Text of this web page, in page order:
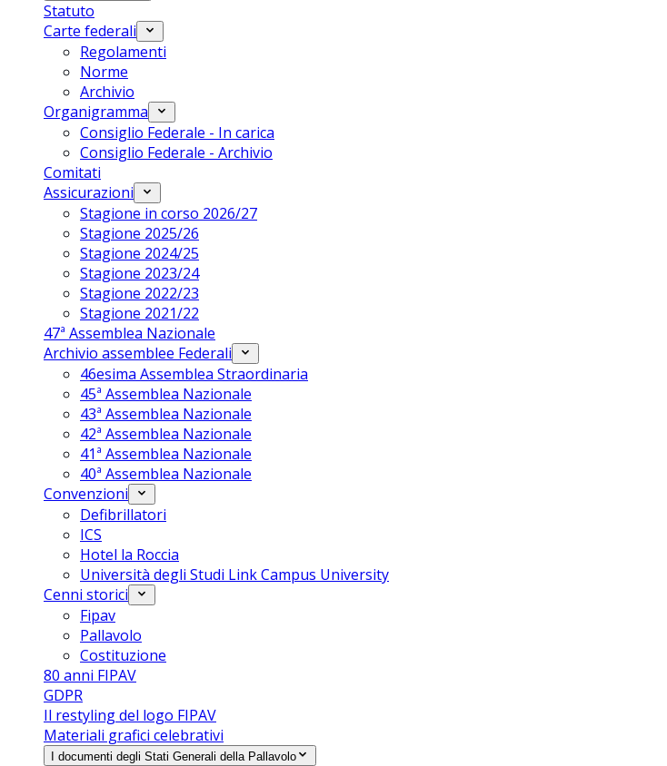
Statuto
Carte federali
Regolamenti
Norme
Archivio
Organigramma
Consiglio Federale - In carica
Consiglio Federale - Archivio
Comitati
Assicurazioni
Stagione in corso 2026/27
Stagione 2025/26
Stagione 2024/25
Stagione 2023/24
Stagione 2022/23
Stagione 2021/22
47ª Assemblea Nazionale
Archivio assemblee Federali
46esima Assemblea Straordinaria
45ª Assemblea Nazionale
43ª Assemblea Nazionale
42ª Assemblea Nazionale
41ª Assemblea Nazionale
40ª Assemblea Nazionale
Convenzioni
Defibrillatori
ICS
Hotel la Roccia
Università degli Studi Link Campus University
Cenni storici
Fipav
Pallavolo
Costituzione
80 anni FIPAV
GDPR
Il restyling del logo FIPAV
Materiali grafici celebrativi
I documenti degli Stati Generali della Pallavolo